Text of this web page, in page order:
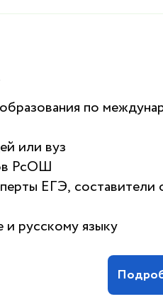
по
или вуз
РсОШ
ЕГЭ, составители
и русскому языку